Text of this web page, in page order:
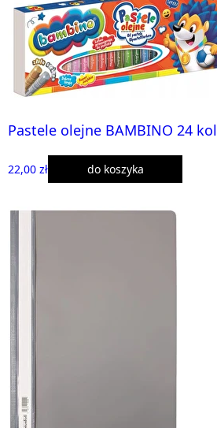
Pastele olejne BAMBINO 24 kol
22,00 zł do koszyka